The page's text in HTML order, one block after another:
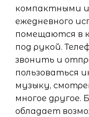
компактными
ежедневного
помещаются в
под рукой.
звонить и
пользоваться
музыку,
многое другое.
обладает